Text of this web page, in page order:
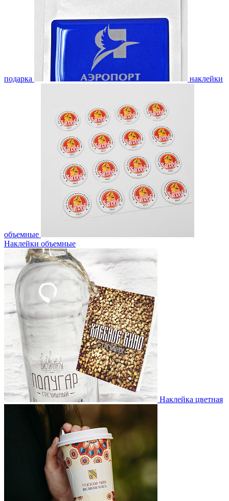
подарка наклейки
объемные
Наклейки объемные
Наклейка цветная